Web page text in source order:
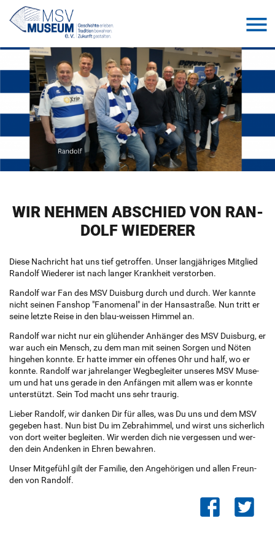
WIR NEH­MEN AB­SCHIED VON RAN­
DOLF WIE­DE­RER
Diese Nach­richt hat uns tief ge­trof­fen. Unser lang­jäh­ri­ges Mit­glied
Ran­dolf Wie­de­rer ist nach lan­ger Krank­heit ver­stor­ben.
Ran­dolf war Fan des MSV Duis­burg durch und durch. Wer kann­te
nicht sei­nen Fan­shop "Fa­no­me­nal" in der Han­sa­stra­ße. Nun tritt er
seine letz­te Reise in den blau-weis­sen Him­mel an.
Ran­dolf war nicht nur ein glü­hen­der An­hän­ger des MSV Duis­burg, er
war auch ein Mensch, zu dem man mit sei­nen Sor­gen und Nöten
hin­ge­hen konn­te. Er hatte immer ein of­fe­nes Ohr und half, wo er
konn­te. Ran­dolf war jah­re­lan­ger Weg­be­glei­ter un­se­res MSV Mu­se­
um und hat uns ge­ra­de in den An­fän­gen mit allem was er konn­te
un­ter­stützt. Sein Tod macht uns sehr trau­rig.
Lie­ber Ran­dolf, wir dan­ken Dir für alles, was Du uns und dem MSV
ge­ge­ben hast. Nun bist Du im Ze­bra­him­mel, und wirst uns si­cher­lich
von dort wei­ter be­glei­ten. Wir wer­den dich nie ver­ges­sen und wer­
den dein An­den­ken in Ehren be­wah­ren.
Unser Mit­ge­fühl gilt der Fa­mi­lie, den An­ge­hö­ri­gen und allen Freun­
den von Ran­dolf.